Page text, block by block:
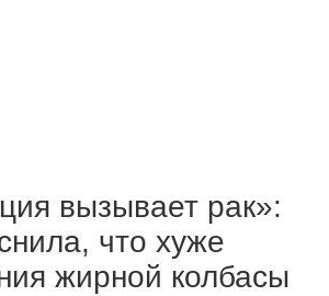
вызывает рак»:
что хуже
жирной колбасы